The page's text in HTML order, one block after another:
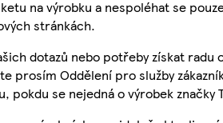
na výrobku a nespoléhat se
stránkách.
dotazů nebo potřeby získat radu
prosím Oddělení pro služby
pokdu se nejedná o výrobek značky